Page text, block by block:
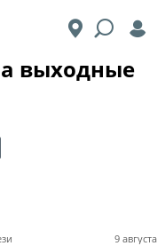
выходные
9 августа